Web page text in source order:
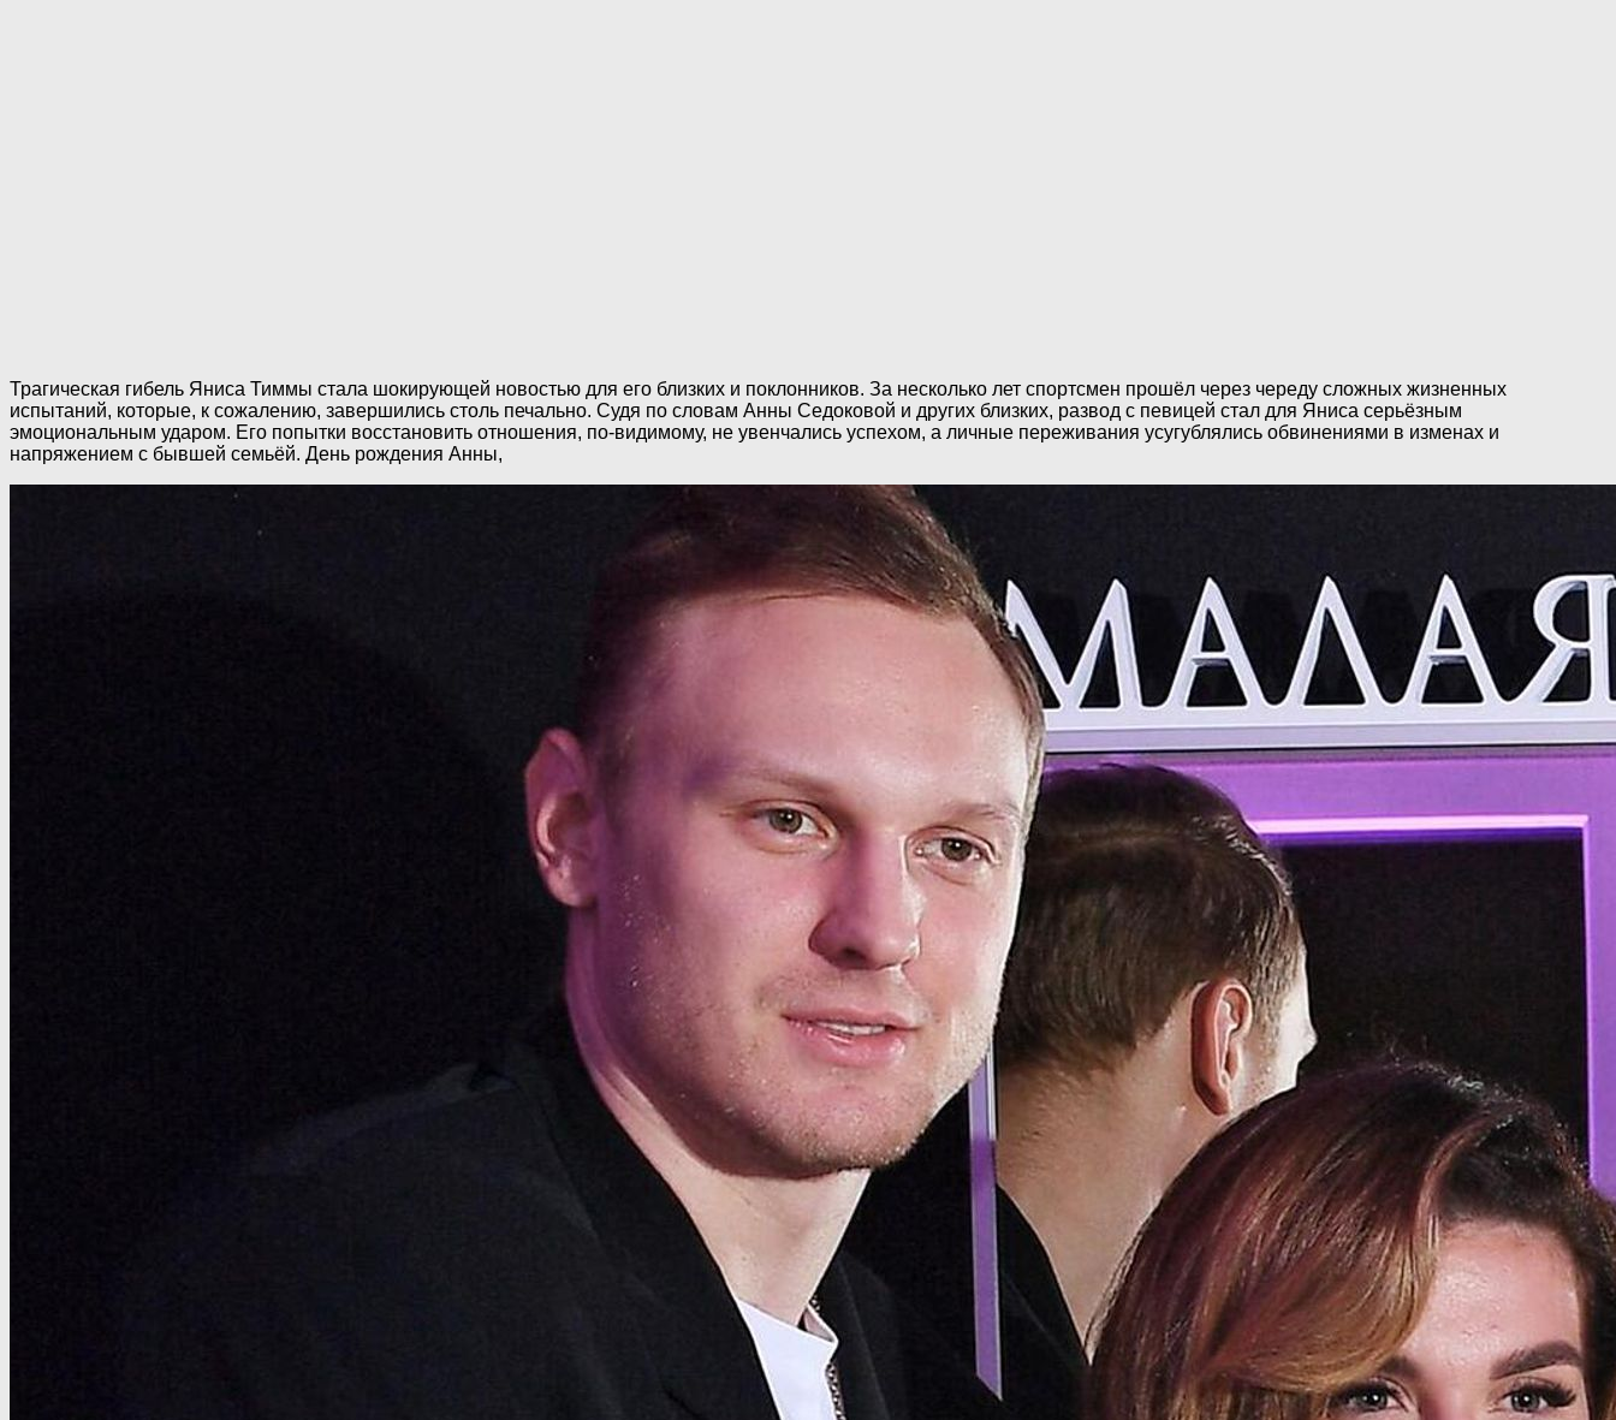
Трагическая гибель Яниса Тиммы стала шокирующей новостью для его близких и поклонников. За несколько лет спортсмен прошёл через череду сложных жизненных
испытаний, которые, к сожалению, завершились столь печально. Судя по словам Анны Седоковой и других близких, развод с певицей стал для Яниса серьёзным
эмоциональным ударом. Его попытки восстановить отношения, по-видимому, не увенчались успехом, а личные переживания усугублялись обвинениями в изменах и
напряжением с бывшей семьёй. День рождения Анны,